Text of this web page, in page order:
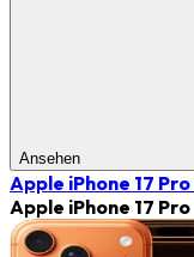
Ansehen
Apple iPhone 17 Pro
Apple iPhone 17 Pro